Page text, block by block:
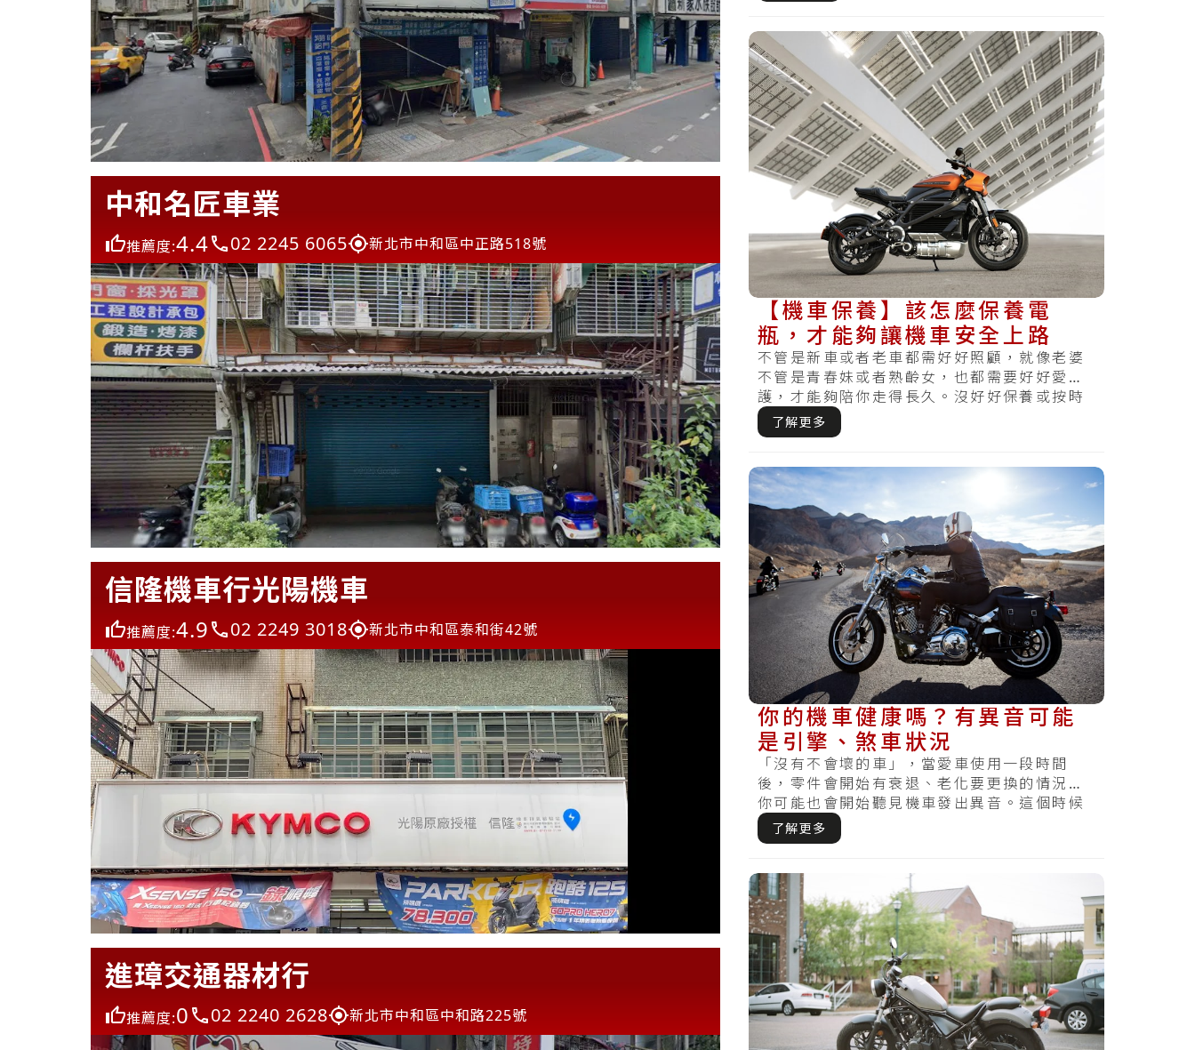
中和名匠車業
推薦度:4.4 02 2245 6065 新北市中和區中正路518號
信隆機車行光陽機車
推薦度:4.9 02 2249 3018 新北市中和區泰和街42號
進璋交通器材行
推薦度:0 02 2240 2628 新北市中和區中和路225號
【機車保養】該怎麼保養電
瓶，才能夠讓機車安全上路
不管是新車或者老車都需好好照顧，就像老婆
不管是青春妹或者熟齡女，也都需要好好愛
護，才能夠陪你走得長久。沒好好保養或按時
檢查，哪天察覺損壞.....
了解更多
你的機車健康嗎？有異音可能
是引擎、煞車狀況
「沒有不會壞的車」，當愛車使用一段時間
後，零件會開始有衰退、老化要更換的情況，
你可能也會開始聽見機車發出異音。這個時候
搞懂車輛的異音就相.....
了解更多